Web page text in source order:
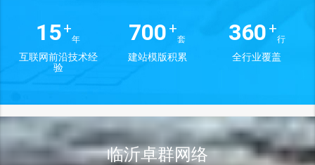
15+
年
互联网前沿技术经
验
700 +
套
建站模版积累
360 +
行
全行业覆盖
临沂卓群网络